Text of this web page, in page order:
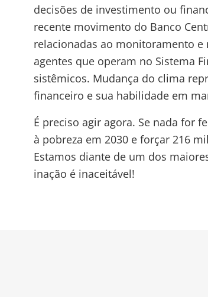
decisões de investimento ou
recente movimento do Banco
relacionadas ao monitoramento
agentes que operam no Sistema
sistêmicos. Mudança do clima
financeiro e sua habilidade em
É preciso agir agora. Se nada for
à pobreza em 2030 e forçar 216
Estamos diante de um dos
inação é inaceitável!